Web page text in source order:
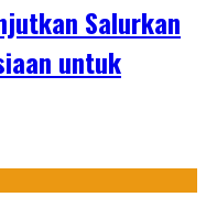
Salurkan
untuk